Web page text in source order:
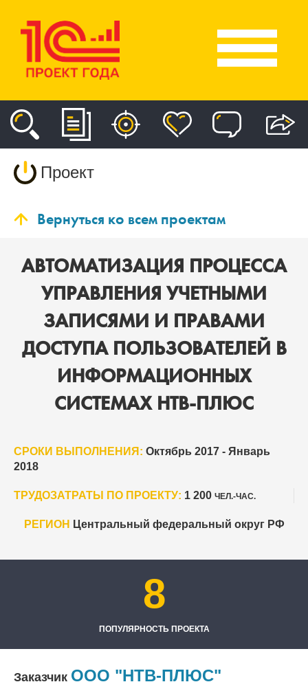
Проект
Вернуться ко всем проектам
АВТОМАТИЗАЦИЯ ПРОЦЕССА
УПРАВЛЕНИЯ УЧЕТНЫМИ
ЗАПИСЯМИ И ПРАВАМИ
ДОСТУПА ПОЛЬЗОВАТЕЛЕЙ В
ИНФОРМАЦИОННЫХ
СИСТЕМАХ НТВ-ПЛЮС
СРОКИ ВЫПОЛНЕНИЯ: Октябрь 2017 - Январь
2018
ТРУДОЗАТРАТЫ ПО ПРОЕКТУ: 1 200 ЧЕЛ.-ЧАС.
РЕГИОН Центральный федеральный округ РФ
8
ПОПУЛЯРНОСТЬ ПРОЕКТА
Заказчик ООО "НТВ-ПЛЮС"